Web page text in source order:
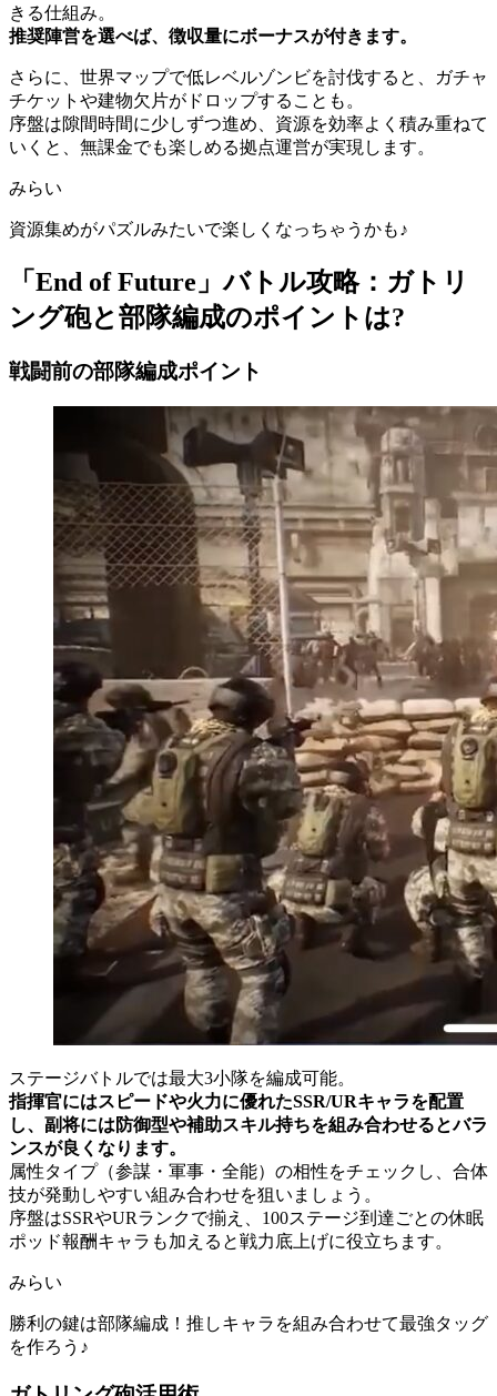
きる仕組み。
推奨陣営を選べば、徴収量にボーナスが付きます。
さらに、世界マップで低レベルゾンビを討伐すると、ガチャ
チケットや建物欠片がドロップすることも。
序盤は隙間時間に少しずつ進め、資源を効率よく積み重ねて
いくと、無課金でも楽しめる拠点運営が実現します。
みらい
資源集めがパズルみたいで楽しくなっちゃうかも♪
「End of Future」バトル攻略：ガトリ
ング砲と部隊編成のポイントは?
戦闘前の部隊編成ポイント
ステージバトルでは最大3小隊を編成可能。
指揮官にはスピードや火力に優れたSSR/URキャラを配置
し、副将には防御型や補助スキル持ちを組み合わせるとバラ
ンスが良くなります。
属性タイプ（参謀・軍事・全能）の相性をチェックし、合体
技が発動しやすい組み合わせを狙いましょう。
序盤はSSRやURランクで揃え、100ステージ到達ごとの休眠
ポッド報酬キャラも加えると戦力底上げに役立ちます。
みらい
勝利の鍵は部隊編成！推しキャラを組み合わせて最強タッグ
を作ろう♪